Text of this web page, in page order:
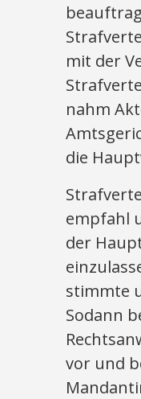
mit der
nahm
die
empfahl
der
stimmte
Sodann
vor und